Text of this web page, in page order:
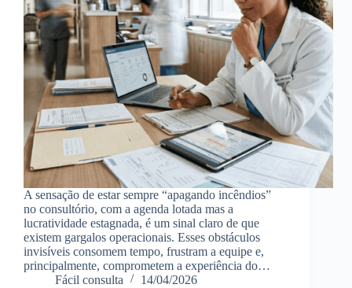
A sensação de estar sempre “apagando incêndios”
no consultório, com a agenda lotada mas a
lucratividade estagnada, é um sinal claro de que
existem gargalos operacionais. Esses obstáculos
invisíveis consomem tempo, frustram a equipe e,
principalmente, comprometem a experiência do…
Fácil consulta
14/04/2026